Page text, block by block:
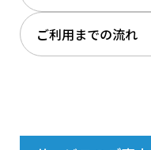
ご利⽤までの流れ